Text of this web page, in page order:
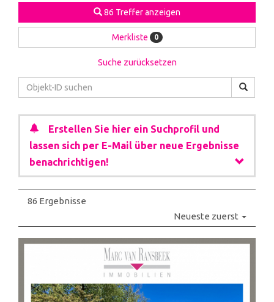
86 Treffer anzeigen
Merkliste 0
Suche zurücksetzen
Erstellen Sie hier ein Suchprofil und
lassen sich per E-Mail über neue Ergebnisse
benachrichtigen!
86 Ergebnisse
Neueste zuerst